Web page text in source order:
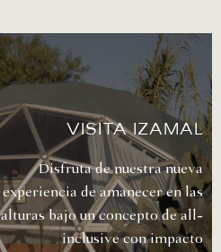
Visita izamal
Disfruta de nuestra nueva
experiencia de amanecer en las
alturas bajo un concepto deall-
inclusive con impacto